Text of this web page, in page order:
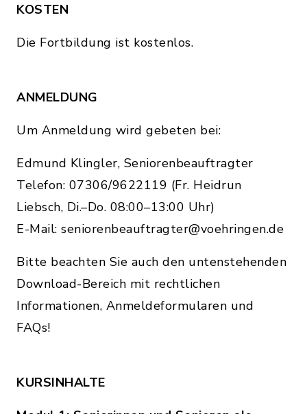
KOSTEN
Die Fortbildung ist kostenlos.
ANMELDUNG
Um Anmeldung wird gebeten bei:
Edmund Klingler, Seniorenbeauftragter
Telefon: 07306/9622119 (Fr. Heidrun
Liebsch, Di.–Do. 08:00–13:00 Uhr)
E-Mail: seniorenbeauftragter@voehringen.de
Bitte beachten Sie auch den untenstehenden
Download-Bereich mit rechtlichen
Informationen, Anmeldeformularen und
FAQs!
KURSINHALTE